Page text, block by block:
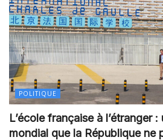
POLITIQUE
L’école française à l’étranger
mondial que la République ne